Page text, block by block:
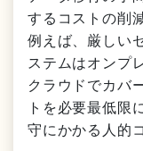
するコストの削
例えば、厳しい
ステムはオンプ
クラウドでカバ
トを必要最低限
守にかかる人的